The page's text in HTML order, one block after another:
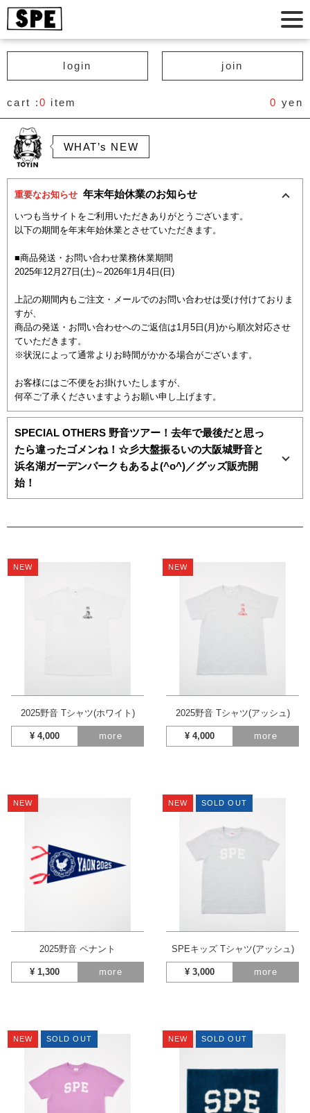
login join
cart :0 item 0 yen
WHAT’s NEW
重要なお知らせ 年末年始休業のお知らせ
いつも当サイトをご利用いただきありがとうございます。
以下の期間を年末年始休業とさせていただきます。
■商品発送・お問い合わせ業務休業期間
2025年12月27日(土)～2026年1月4日(日)
上記の期間内もご注文・メールでのお問い合わせは受け付けておりま
すが、
商品の発送・お問い合わせへのご返信は1月5日(月)から順次対応させ
ていただきます。
※状況によって通常よりお時間がかかる場合がございます。
お客様にはご不便をお掛けいたしますが、
何卒ご了承くださいますようお願い申し上げます。
SPECIAL OTHERS 野音ツアー！去年で最後だと思っ
たら違ったゴメンね！☆彡大盤振るいの大阪城野音と
浜名湖ガーデンパークもあるよ(^o^)／グッズ販売開
始！
NEW
2025野音 Tシャツ(ホワイト)
¥ 4,000 more
NEW
2025野音 Tシャツ(アッシュ)
¥ 4,000 more
NEW
2025野音 ペナント
¥ 1,300 more
NEW SOLD OUT
SPEキッズ Tシャツ(アッシュ)
¥ 3,000 more
NEW SOLD OUT NEW SOLD OUT